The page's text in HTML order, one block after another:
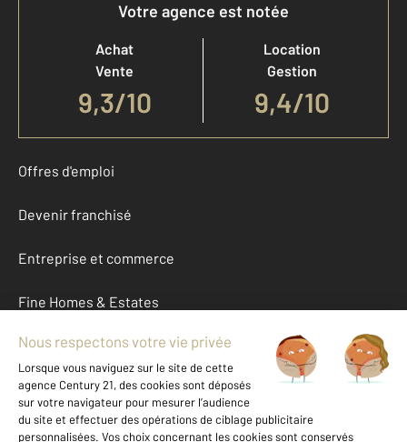
Votre agence est notée
Achat
Vente
9,3/10
Location
Gestion
9,4/10
Offres d'emploi
Devenir franchisé
Entreprise et commerce
Fine Homes & Estates
À propos
International
Nous contacter